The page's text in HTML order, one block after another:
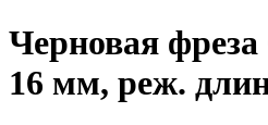
Черновая
16 мм, реж.